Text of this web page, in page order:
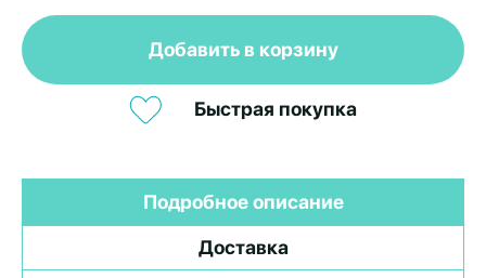
Добавить в корзину
Быстрая покупка
Подробное описание
Доставка